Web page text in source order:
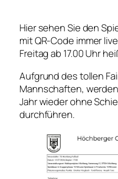
Hier sehen Sie den
mit QR-Code immer
Freitag ab 17.00 Uhr
Aufgrund des tollen
Mannschaften,
Jahr wieder ohne
durchführen.